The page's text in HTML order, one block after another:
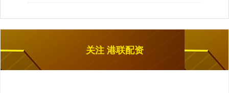
关注 港联配资